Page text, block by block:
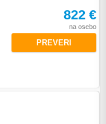
822 €
na osebo
PREVERI